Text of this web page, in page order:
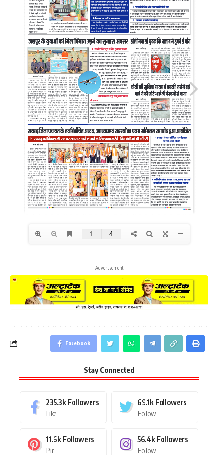
- Advertisement -
Facebook
Stay Connected
235.3k Followers
Like
69.1k Followers
Follow
11.6k Followers
Pin
56.4k Followers
Follow